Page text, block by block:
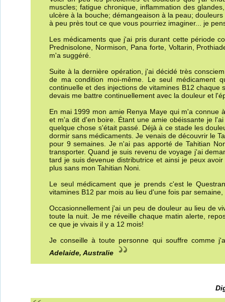
muscles; fatigue chronique, inflammation des
ulcère à la bouche; démangeaison à la peau;
à peu près tout ce que vous pourriez imaginer... je
Les médicaments que j'ai pris durant cette période
Prednisolone, Normison, Pana forte, Voltarin,
m'a suggéré.
Suite à la dernière opération, j'ai décidé très
de ma condition moi-même. Le seul médicament
continuelle et des injections de vitamines B12
devais me battre continuellement avec la douleur et
En mai 1999 mon amie Renya Maye qui m'a connue
et m'a dit d'en boire. Étant une amie obéissante je
quelque chose s'était passé. Déjà à ce stade les
dormir sans médicaments. Je venais de découvrir le
pour 9 semaines. Je n'ai pas apporté de Tahitian
transporter. Quand je suis revenu de voyage j'ai
tard je suis devenue distributrice et ainsi je peux
plus sans mon Tahitian Noni.
Le seul médicament que je prends c'est le
vitamines B12 par mois au lieu d'une fois par
Occasionnellement j'ai un peu de douleur au lieu de
toute la nuit. Je me réveille chaque matin alerte,
ce que je vivais il y a 12 mois!
Je conseille à toute personne qui souffre comme
Adelaide, Australie